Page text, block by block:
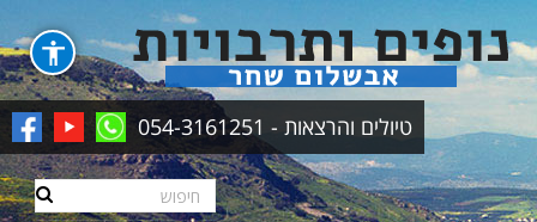
טיולים והרצאות - 054-3161251